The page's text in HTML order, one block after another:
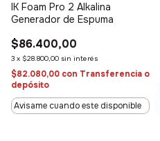
IK Foam Pro 2 Alkalina
Generador de Espuma
$86.400,00
3 x $28.800,00 sin interés
$82.080,00 con Transferencia o
depósito
Avisame cuando este disponible